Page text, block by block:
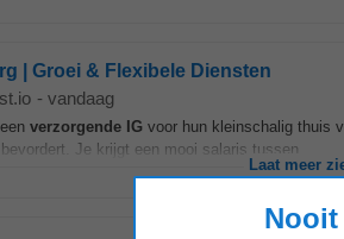
| Groei & Flexibele Diensten
- vandaag
verzorgende IG voor hun kleinschalig thuis
Je krijgt een mooi salaris tussen...
Laat meer
Nooit